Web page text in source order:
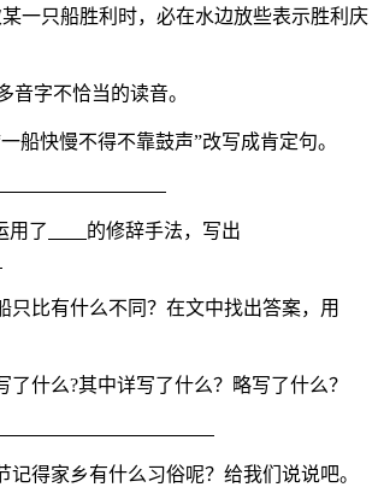
一只船胜利时，必在水边放些表示胜利庆
音字不恰当的读音。
船快慢不得不靠鼓声”改写成肯定句。
用了
的修辞手法，写出
只比有什么不同？在文中找出答案，用
了什么?其中详写了什么？略写了什么？
记得家乡有什么习俗呢？给我们说说吧。